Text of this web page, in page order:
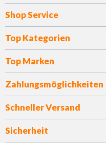
Shop Service
Top Kategorien
Top Marken
Zahlungsmöglichkeiten
Schneller Versand
Sicherheit